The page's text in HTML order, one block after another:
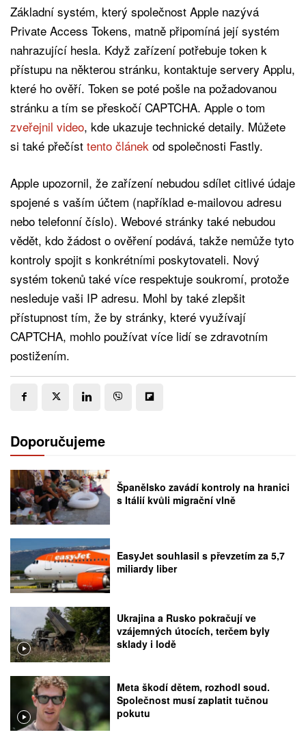
Základní systém, který společnost Apple nazývá
Private Access Tokens, matně připomíná její systém
nahrazující hesla. Když zařízení potřebuje token k
přístupu na některou stránku, kontaktuje servery Applu,
které ho ověří. Token se poté pošle na požadovanou
stránku a tím se přeskočí CAPTCHA. Apple o tom
zveřejnil video, kde ukazuje technické detaily. Můžete
si také přečíst tento článek od společnosti Fastly.
Apple upozornil, že zařízení nebudou sdílet citlivé údaje
spojené s vaším účtem (například e-mailovou adresu
nebo telefonní číslo). Webové stránky také nebudou
vědět, kdo žádost o ověření podává, takže nemůže tyto
kontroly spojit s konkrétními poskytovateli. Nový
systém tokenů také více respektuje soukromí, protože
nesleduje vaši IP adresu. Mohl by také zlepšit
přístupnost tím, že by stránky, které využívají
CAPTCHA, mohlo používat více lidí se zdravotním
postižením.
Doporučujeme
Španělsko zavádí kontroly na hranici
s Itálií kvůli migrační vlně
EasyJet souhlasil s převzetím za 5,7
miliardy liber
Ukrajina a Rusko pokračují ve
vzájemných útocích, terčem byly
sklady i lodě
Meta škodí dětem, rozhodl soud.
Společnost musí zaplatit tučnou
pokutu